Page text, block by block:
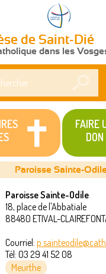
de Saint-Dié
dans les
FAIRE
DON
Paroisse Sainte-
Paroisse Sainte-Odile
18, place de l'Abbatiale
88480 ETIVAL-
Courriel:
Tél: 03 29 41 52 08
Meurthe